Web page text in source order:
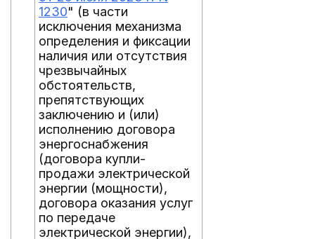
1230" (в части
исключения механизма
определения и фиксации
наличия или отсутствия
чрезвычайных
обстоятельств,
препятствующих
заключению и (или)
исполнению договора
энергоснабжения
(договора купли-
продажи электрической
энергии (мощности),
договора оказания услуг
по передаче
электрической энергии),